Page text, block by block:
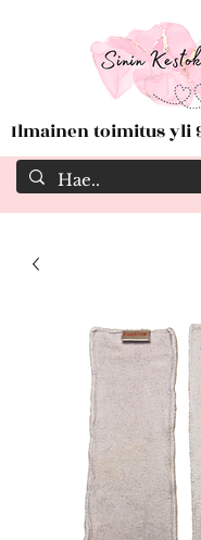
Ilmainen toimitus yli